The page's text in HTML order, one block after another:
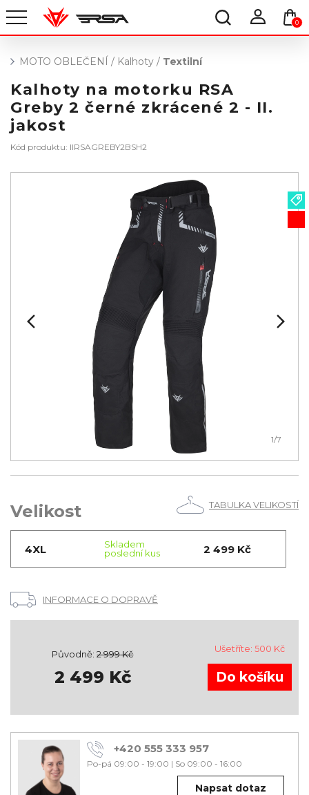
0
MOTO OBLEČENÍ / Kalhoty / Textilní
Kalhoty na motorku RSA
Greby 2 černé zkrácené 2 - II.
jakost
Kód produktu: IIRSAGREBY2BSH2
1/7
Velikost TABULKA VELIKOSTÍ
4XL
Skladem
poslední kus
2 499 Kč
INFORMACE O DOPRAVĚ
Původně:2 999Kč
2 499 Kč
Ušetříte: 500 Kč
+420 555 333 957
Po-pá 09:00 - 19:00 | So 09:00 - 16:00
Napsat dotaz